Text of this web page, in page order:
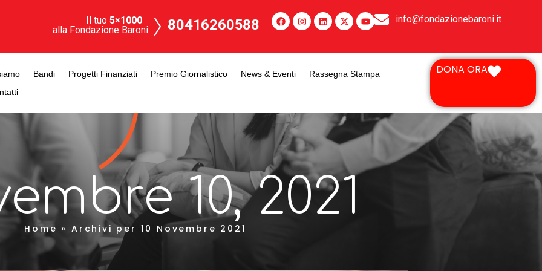
Il tuo 5×1000
alla Fondazione Baroni
80416260588 info@fondazionebaroni.it
Bandi Progetti Finanziati Premio Giornalistico News & Eventi
Rassegna Stampa
DONA ORA
10, 2021
Home »Archivi per 10 Novembre 2021